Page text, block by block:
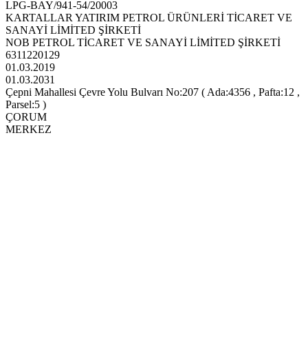
LPG-BAY/941-54/20003
KARTALLAR YATIRIM PETROL ÜRÜNLERİ TİCARET VE
SANAYİ LİMİTED ŞİRKETİ
NOB PETROL TİCARET VE SANAYİ LİMİTED ŞİRKETİ
6311220129
01.03.2019
01.03.2031
Çepni Mahallesi Çevre Yolu Bulvarı No:207 ( Ada:4356 , Pafta:12 ,
Parsel:5 )
ÇORUM
MERKEZ